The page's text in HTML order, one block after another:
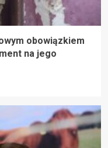
obowiązkiem
na jego